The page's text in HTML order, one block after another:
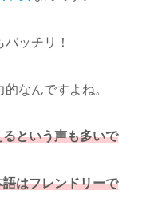
ッチリ！
なんですよね。
という声も多いで
はフレンドリーで